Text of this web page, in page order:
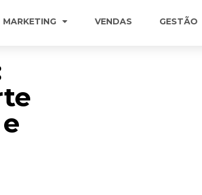
MARKETING VENDAS GESTÃO